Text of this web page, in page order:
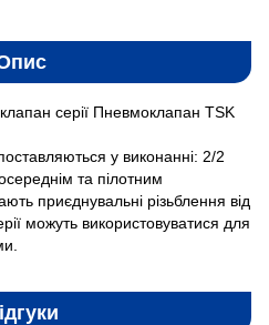
серії Пневмоклапан TSK
у виконанні: 2/2
та пілотним
приєднувальні різьблення від
можуть використовуватися для